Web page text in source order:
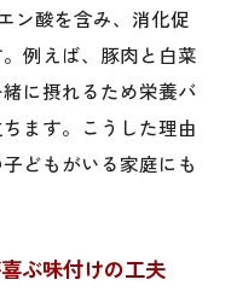
プラスしてしっと
×肉レシピ
さっぱり味にアレ
性抜群の新定番
なに喜ばれる理由
ン酸を含み、消化促
例えば、豚肉と白菜
に摂れるため栄養バ
ます。こうした理由
どもがいる家庭にも
ぶ味付けの工夫